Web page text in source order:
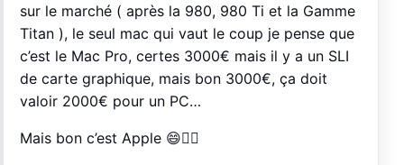
sur le marché ( après la 980, 980 Ti et la Gamme
Titan ), le seul mac qui vaut le coup je pense que
c’est le Mac Pro, certes 3000€ mais il y a un SLI
de carte graphique, mais bon 3000€, ça doit
valoir 2000€ pour un PC…
Mais bon c’est Apple 😄👍🏼